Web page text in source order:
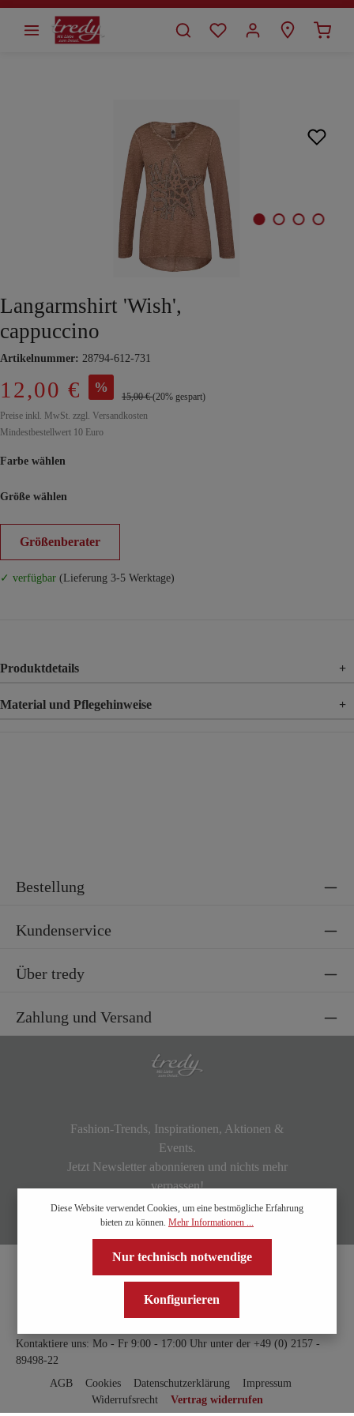
springen
Langarmshirt 'Wish',
cappuccino
Artikelnummer: 28794-612-731
12,00 € %
15,00 €(20% gespart)
Preise inkl. MwSt. zzgl. Versandkosten
Mindestbestellwert 10 Euro
Farbe wählen
Größe wählen
Größenberater
✓ verfügbar (Lieferung 3-5 Werktage)
Produktdetails +
Material und Pflegehinweise +
Bestellung
Kundenservice
Über tredy
Zahlung und Versand
Fashion-Trends, Inspirationen, Aktionen &
Events.
Jetzt Newsletter abonnieren und nichts mehr
verpassen!
Kontaktiere uns: Mo - Fr 9:00 - 17:00 Uhr unter der +49 (0) 2157 -
89498-22
AGB
Cookies Datenschutzerklärung
Impressum
Widerrufsrecht
Vertrag widerrufen
Diese Website verwendet Cookies, um eine bestmögliche Erfahrung
bieten zu können. Mehr Informationen ...
Nur technisch notwendige
Konfigurieren